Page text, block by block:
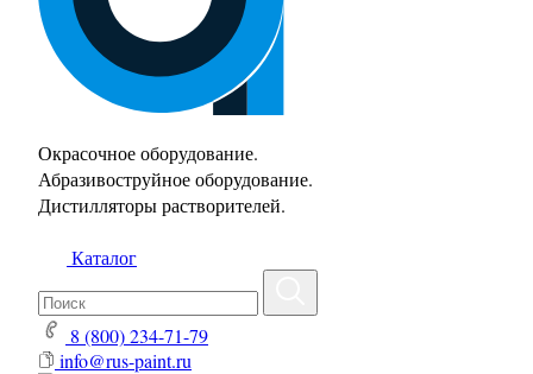
Окрасочное оборудование.
Абразивоструйное оборудование.
Дистилляторы растворителей.
Каталог
8 (800) 234-71-79
info@rus-paint.ru